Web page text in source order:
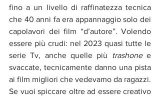
fino a un livello di raffinatezza tecnica
che 40 anni fa era appannaggio solo dei
capolavori dei film “d’autore”. Volendo
essere più crudi: nel 2023 quasi tutte le
serie Tv, anche quelle più trashone e
svaccate, tecnicamente danno una pista
ai film migliori che vedevamo da ragazzi.
Se vuoi spiccare oltre ad essere creativo